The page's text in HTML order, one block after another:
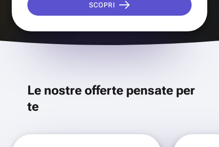
SCOPRI
Le nostre offerte pensate per
te